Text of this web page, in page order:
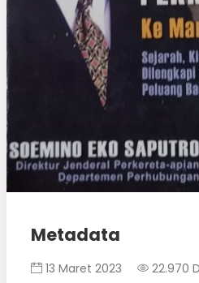
Metadata
13 Maret 2023 22.970